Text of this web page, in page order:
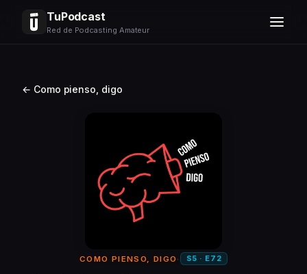
TuPodcast
Red de Podcasting Amateur
← Como pienso, digo
COMO PIENSO, DIGO · S5 · E72